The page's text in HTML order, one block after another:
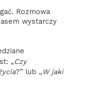
Rozmowa
wystarczy
„Czy
?” lub „ W jaki